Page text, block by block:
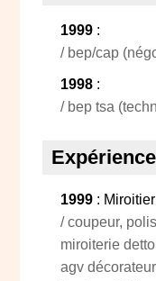
1999 :
/ bep/cap
1998 :
/ bep tsa
1999 :
/ coupeur,
miroiterie
agv